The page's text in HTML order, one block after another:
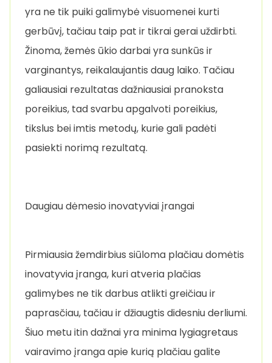
yra ne tik puiki galimybė visuomenei kurti
gerbūvį, tačiau taip pat ir tikrai gerai uždirbti.
Žinoma, žemės ūkio darbai yra sunkūs ir
varginantys, reikalaujantis daug laiko. Tačiau
galiausiai rezultatas dažniausiai pranoksta
poreikius, tad svarbu apgalvoti poreikius,
tikslus bei imtis metodų, kurie gali padėti
pasiekti norimą rezultatą.
Daugiau dėmesio inovatyviai įrangai
Pirmiausia žemdirbius siūloma plačiau domėtis
inovatyvia įranga, kuri atveria plačias
galimybes ne tik darbus atlikti greičiau ir
paprasčiau, tačiau ir džiaugtis didesniu derliumi.
Šiuo metu itin dažnai yra minima lygiagretaus
vairavimo įranga apie kurią plačiau galite